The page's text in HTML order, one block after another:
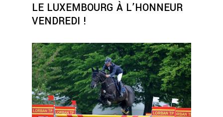
LE LUXEMBOURG À L’HONNEUR
VENDREDI !